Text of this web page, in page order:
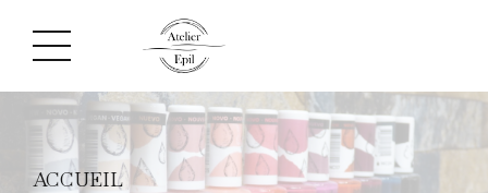
ACCUEIL